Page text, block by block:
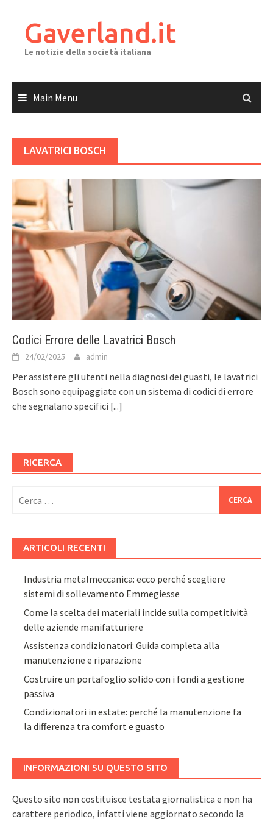
contentGaverland.it
Le notizie della società italiana
Main Menu
LAVATRICI BOSCH
Codici Errore delle Lavatrici Bosch
24/02/2025 admin
Per assistere gli utenti nella diagnosi dei guasti, le lavatrici
Bosch sono equipaggiate con un sistema di codici di errore
che segnalano specifici [...]
RICERCA
per:
ARTICOLI RECENTI
Industria metalmeccanica: ecco perché scegliere
sistemi di sollevamento Emmegiesse
Come la scelta dei materiali incide sulla competitività
delle aziende manifatturiere
Assistenza condizionatori: Guida completa alla
manutenzione e riparazione
Costruire un portafoglio solido con i fondi a gestione
passiva
Condizionatori in estate: perché la manutenzione fa
la differenza tra comfort e guasto
INFORMAZIONI SU QUESTO SITO
Questo sito non costituisce testata giornalistica e non ha
carattere periodico, infatti viene aggiornato secondo la